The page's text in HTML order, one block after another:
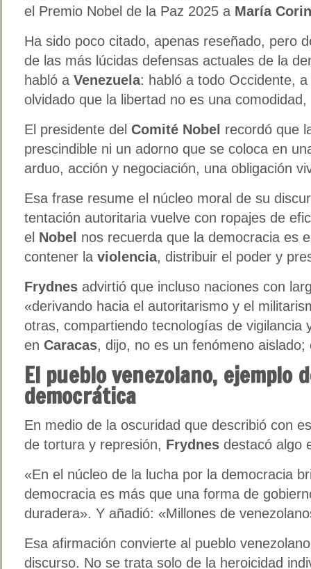
el Premio Nobel de la Paz 2025 a María
Ha sido poco citado, apenas reseñado, pero
de las más lúcidas defensas actuales de la
habló a Venezuela: habló a todo Occidente,
olvidado que la libertad no es una
El presidente del Comité Nobel recordó que
prescindible ni un adorno que se coloca en
arduo, acción y negociación, una obligación
Esa frase resume el núcleo moral de su
tentación autoritaria vuelve con ropajes de
el Nobel nos recuerda que la democracia es
contener la violencia, distribuir el poder y
Frydnes advirtió que incluso naciones con
«derivando hacia el autoritarismo y el
otras, compartiendo tecnologías de vigilancia
en Caracas, dijo, no es un fenómeno aislado;
El pueblo venezolano, ejemplo
democrática
En medio de la oscuridad que describió con
de tortura y represión, Frydnes destacó algo
«En el núcleo de la lucha por la democracia
democracia es más que una forma de
duradera». Y añadió: «Millones de
Esa afirmación convierte al pueblo
discurso. No se trata solo de la heroicidad